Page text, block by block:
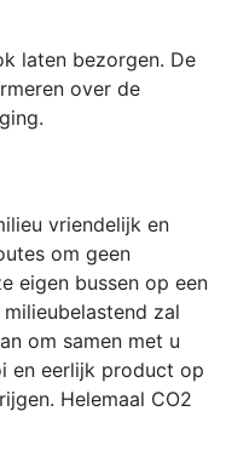
laten bezorgen. De
over de
vriendelijk en
om geen
eigen bussen op een
zal
om samen met u
en eerlijk product op
Helemaal CO2